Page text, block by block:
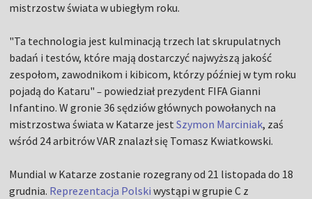
mistrzostw świata w ubiegłym roku.
"Ta technologia jest kulminacją trzech lat skrupulatnych
badań i testów, które mają dostarczyć najwyższą jakość
zespołom, zawodnikom i kibicom, którzy później w tym roku
pojadą do Kataru"– powiedział prezydent FIFA Gianni
Infantino. W gronie 36 sędziów głównych powołanych na
mistrzostwa świata w Katarze jestSzymon Marciniak, zaś
wśród 24 arbitrów VAR znalazł się Tomasz Kwiatkowski.
Mundial w Katarze zostanie rozegrany od 21 listopada do 18
grudnia. Reprezentacja Polski wystąpi w grupie C z